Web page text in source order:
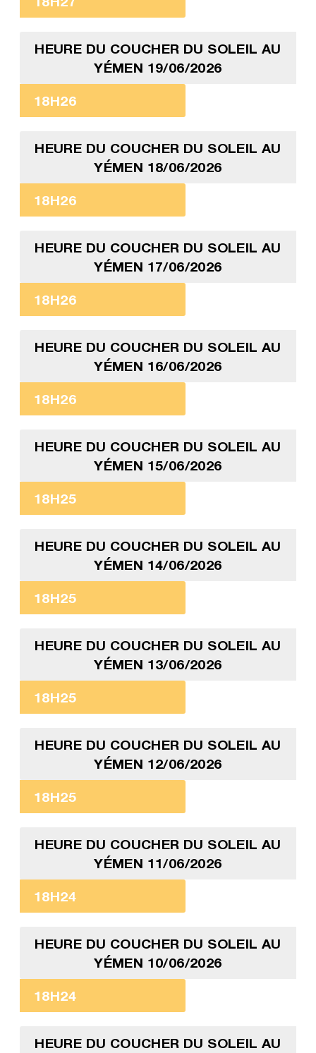
HEURE DU COUCHER DU SOLEIL AU
YÉMEN 19/06/2026
18H26
HEURE DU COUCHER DU SOLEIL AU
YÉMEN 18/06/2026
18H26
HEURE DU COUCHER DU SOLEIL AU
YÉMEN 17/06/2026
18H26
HEURE DU COUCHER DU SOLEIL AU
YÉMEN 16/06/2026
18H26
HEURE DU COUCHER DU SOLEIL AU
YÉMEN 15/06/2026
18H25
HEURE DU COUCHER DU SOLEIL AU
YÉMEN 14/06/2026
18H25
HEURE DU COUCHER DU SOLEIL AU
YÉMEN 13/06/2026
18H25
HEURE DU COUCHER DU SOLEIL AU
YÉMEN 12/06/2026
18H25
HEURE DU COUCHER DU SOLEIL AU
YÉMEN 11/06/2026
18H24
HEURE DU COUCHER DU SOLEIL AU
YÉMEN 10/06/2026
18H24
HEURE DU COUCHER DU SOLEIL AU